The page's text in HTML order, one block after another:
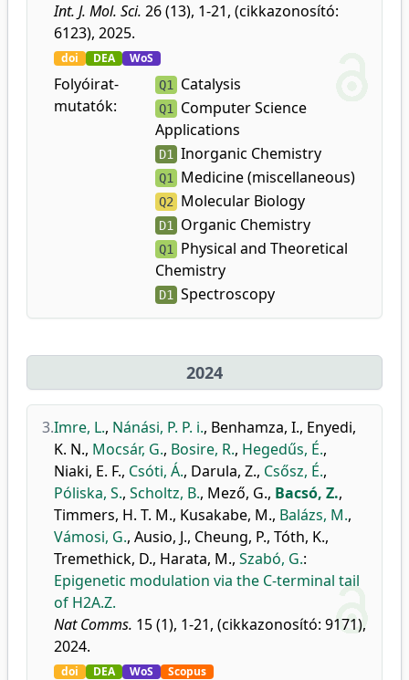
Int. J. Mol. Sci. 26 (13), 1-21, (cikkazonosító:
6123), 2025.
doi DEA WoS
Folyóirat-
mutatók:
Q1 Catalysis
Q1
Computer Science
Applications
D1 Inorganic Chemistry
Q1 Medicine (miscellaneous)
Q2 Molecular Biology
D1 Organic Chemistry
Q1
Physical and Theoretical
Chemistry
D1 Spectroscopy
2024
3.Imre, L., Nánási, P. P. i., Benhamza, I., Enyedi,
K. N., Mocsár, G., Bosire, R., Hegedűs, É.,
Niaki, E. F., Csóti, Á., Darula, Z., Csősz, É.,
Póliska, S., Scholtz, B., Mező, G., Bacsó, Z.,
Timmers, H. T. M., Kusakabe, M., Balázs, M.,
Vámosi, G., Ausio, J., Cheung, P., Tóth, K.,
Tremethick, D., Harata, M., Szabó, G.:
Epigenetic modulation via the C-terminal tail
of H2A.Z.
Nat Comms. 15 (1), 1-21, (cikkazonosító: 9171),
2024.
doi DEA WoS Scopus